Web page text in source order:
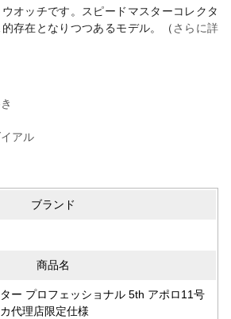
オッチです。スピードマスターコレクタ
存在となりつつあるモデル。（ さらに詳
アル
ブランド
商品名
ー プロフェッショナル 5th アポロ11号
代理店限定仕様